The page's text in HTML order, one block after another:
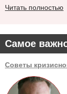
Самое
Советы
Читать полностью